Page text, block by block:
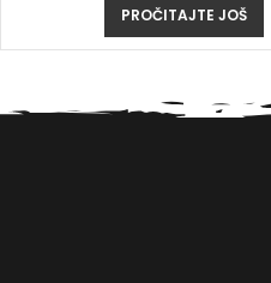
PROČITAJTE JOŠ